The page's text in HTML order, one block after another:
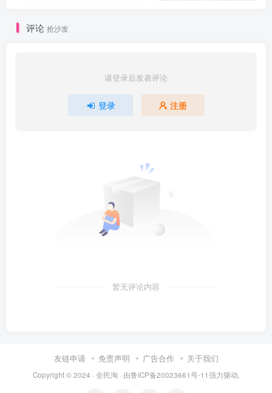
评论 抢沙发
请登录后发表评论
登录 注册
暂无评论内容
友链申请 免责声明 广告合作 关于我们
Copyright © 2024 · 全民淘 · 由鲁ICP备20023661号-11强力驱动.